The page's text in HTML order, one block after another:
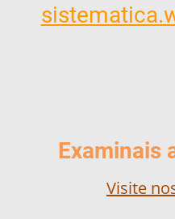
Examinais
Visite